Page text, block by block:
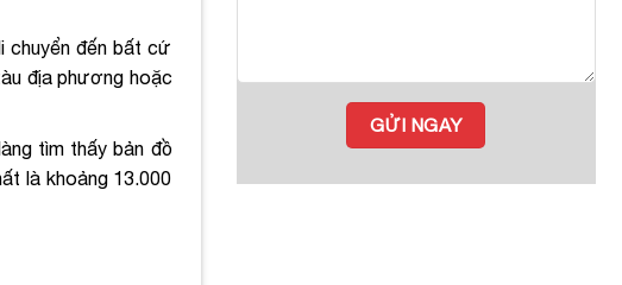
chuyển đến bất cứ
địa phương hoặc
tìm thấy bản đồ
là khoảng 13.000